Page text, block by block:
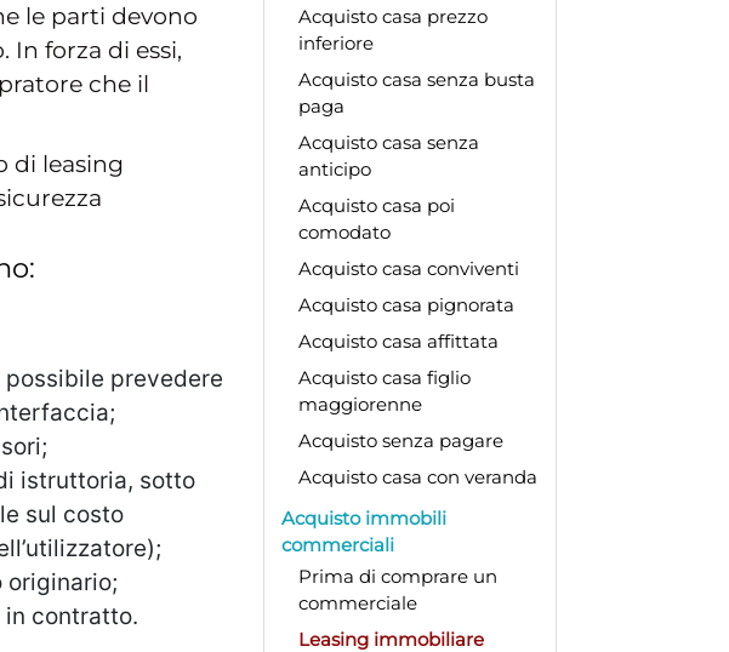
le parti devono
forza di essi,
che il
di leasing
prevedere
istruttoria, sotto
sul costo
originario;
contratto.
Acquisto casa prezzo
inferiore
Acquisto casa senza busta
paga
Acquisto casa senza
anticipo
Acquisto casa poi
comodato
Acquisto casa conviventi
Acquisto casa pignorata
Acquisto casa affittata
Acquisto casa figlio
maggiorenne
Acquisto senza pagare
Acquisto casa con veranda
Acquisto immobili
commerciali
Prima di comprare un
commerciale
Leasing immobiliare